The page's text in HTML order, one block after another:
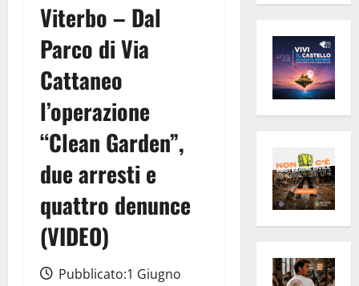
Viterbo – Dal
Parco di Via
Cattaneo
l’operazione
“Clean Garden”,
due arresti e
quattro denunce
(VIDEO)
Pubblicato:1 Giugno